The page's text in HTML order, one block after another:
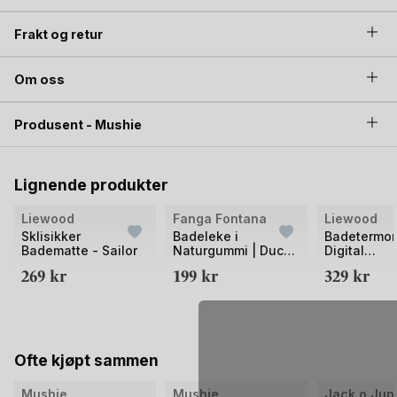
Frakt og retur
Om oss
Produsent - Mushie
Lignende produkter
Liewood
Sklisikker
Badematte - Sailor
269 kr
Fanga Fontana
Badeleke i
Naturgummi | Duck
199kr
Liewood
Digital
| Kiera
329kr
Ofte kjøpt sammen